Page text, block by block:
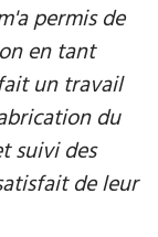
permis de
en tant
un travail
du
suivi des
de leur